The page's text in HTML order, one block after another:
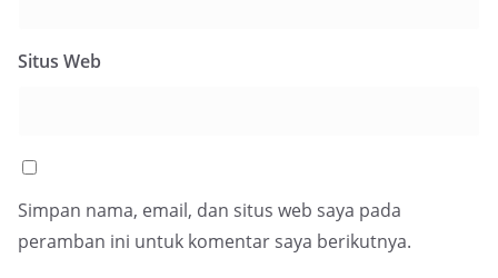
Situs Web
Simpan nama, email, dan situs web saya pada
peramban ini untuk komentar saya berikutnya.